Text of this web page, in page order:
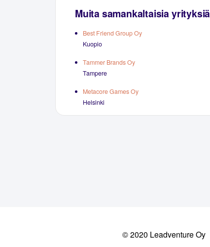
Muita samankaltaisia yrityksiä
Best Friend Group Oy
Kuopio
Tammer Brands Oy
Tampere
Metacore Games Oy
Helsinki
© 2020 Leadventure Oy